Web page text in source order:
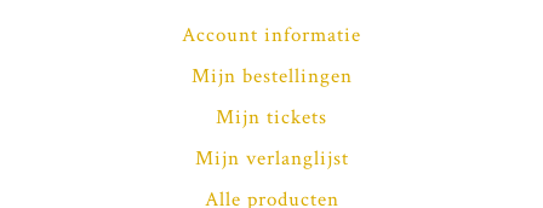
Account informatie
Mijn bestellingen
Mijn tickets
Mijn verlanglijst
Alle producten